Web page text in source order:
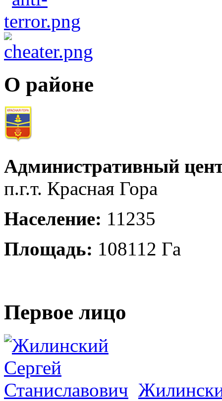
О районе
Административный
п.г.т. Красная Гора
Население: 11235
Площадь: 108112 Га
Первое лицо